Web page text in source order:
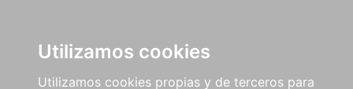
Utilizamos cookies
Utilizamos cookies propias y de terceros para